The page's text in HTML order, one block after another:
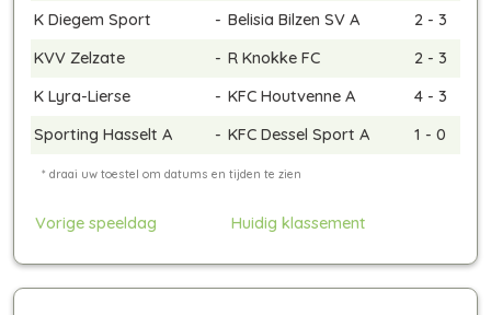
K Diegem Sport
- Belisia Bilzen SV A
2 - 3
KVV Zelzate
- R Knokke FC
2 - 3
K Lyra-Lierse
- KFC Houtvenne A
4 - 3
Sporting Hasselt A
- KFC Dessel Sport A 1 - 0
Vorige speeldag Huidig klassement